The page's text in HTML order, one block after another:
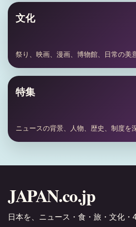
文化
祭り、映画、漫画、博物館、日常の美
特集
ニュースの背景、人物、歴史、制度を
JAPAN.co.jp
日本を、ニュース・食・旅・文化・